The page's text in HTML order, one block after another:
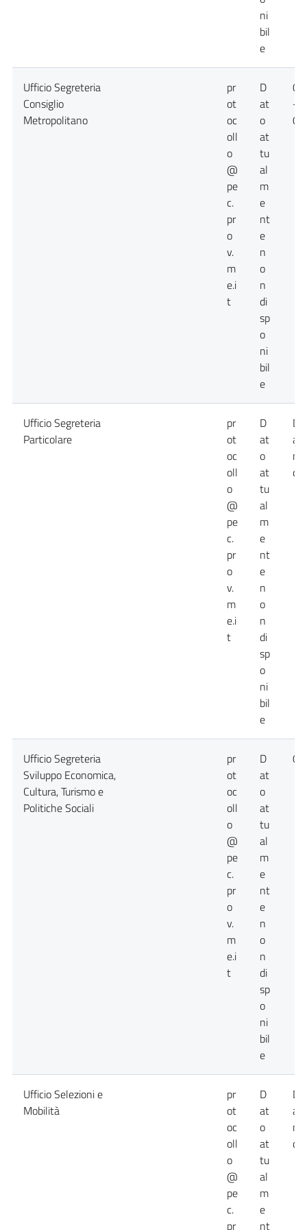
ni
bil
e
Ufficio Segreteria
Consiglio
Metropolitano
pr
ot
oc
oll
o
@
pe
c.
pr
o
v.
m
e.i
t
D
at
o
at
tu
al
m
e
nt
e
n
o
n
di
sp
o
ni
bil
e
-
Ufficio Segreteria
Particolare
pr
ot
oc
oll
o
@
pe
c.
pr
o
v.
m
e.i
t
D
at
o
at
tu
al
m
e
nt
e
n
o
n
di
sp
o
ni
bil
e
Ufficio Segreteria
Sviluppo Economica,
Cultura, Turismo e
Politiche Sociali
pr
ot
oc
oll
o
@
pe
c.
pr
o
v.
m
e.i
t
D
at
o
at
tu
al
m
e
nt
e
n
o
n
di
sp
o
ni
bil
e
Ufficio Selezioni e
Mobilità
pr
ot
oc
oll
o
@
pe
c.
pr
D
at
o
at
tu
al
m
e
nt